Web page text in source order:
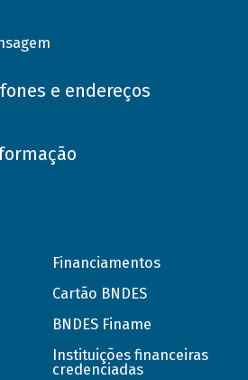
e endereços
Financiamentos
Cartão BNDES
BNDES Finame
Instituições financeiras
credenciadas